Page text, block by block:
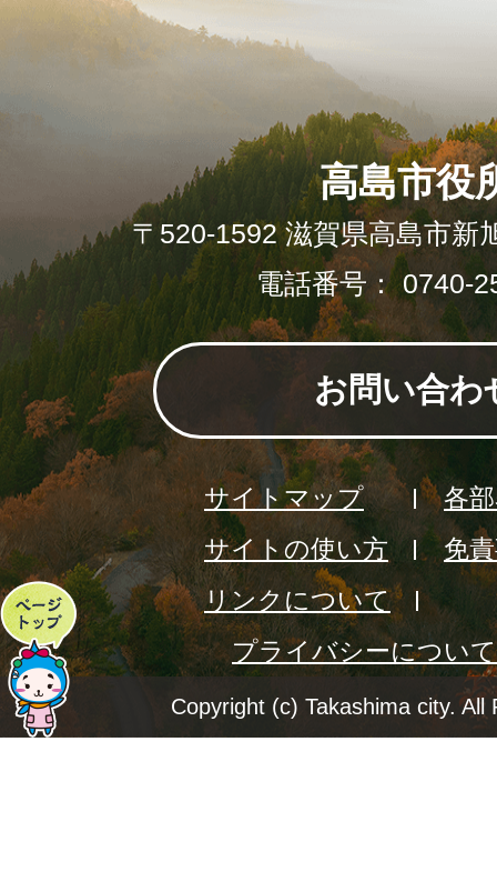
ペ
ー
ジ
高島市役
〒520-1592 滋賀県高島市新
電話番号： 0740-
お問い合わ
サイトマップ
各
サイトの使い方
免
リンクについて
プライバシーについて
Copyright (c) Takashima city. All